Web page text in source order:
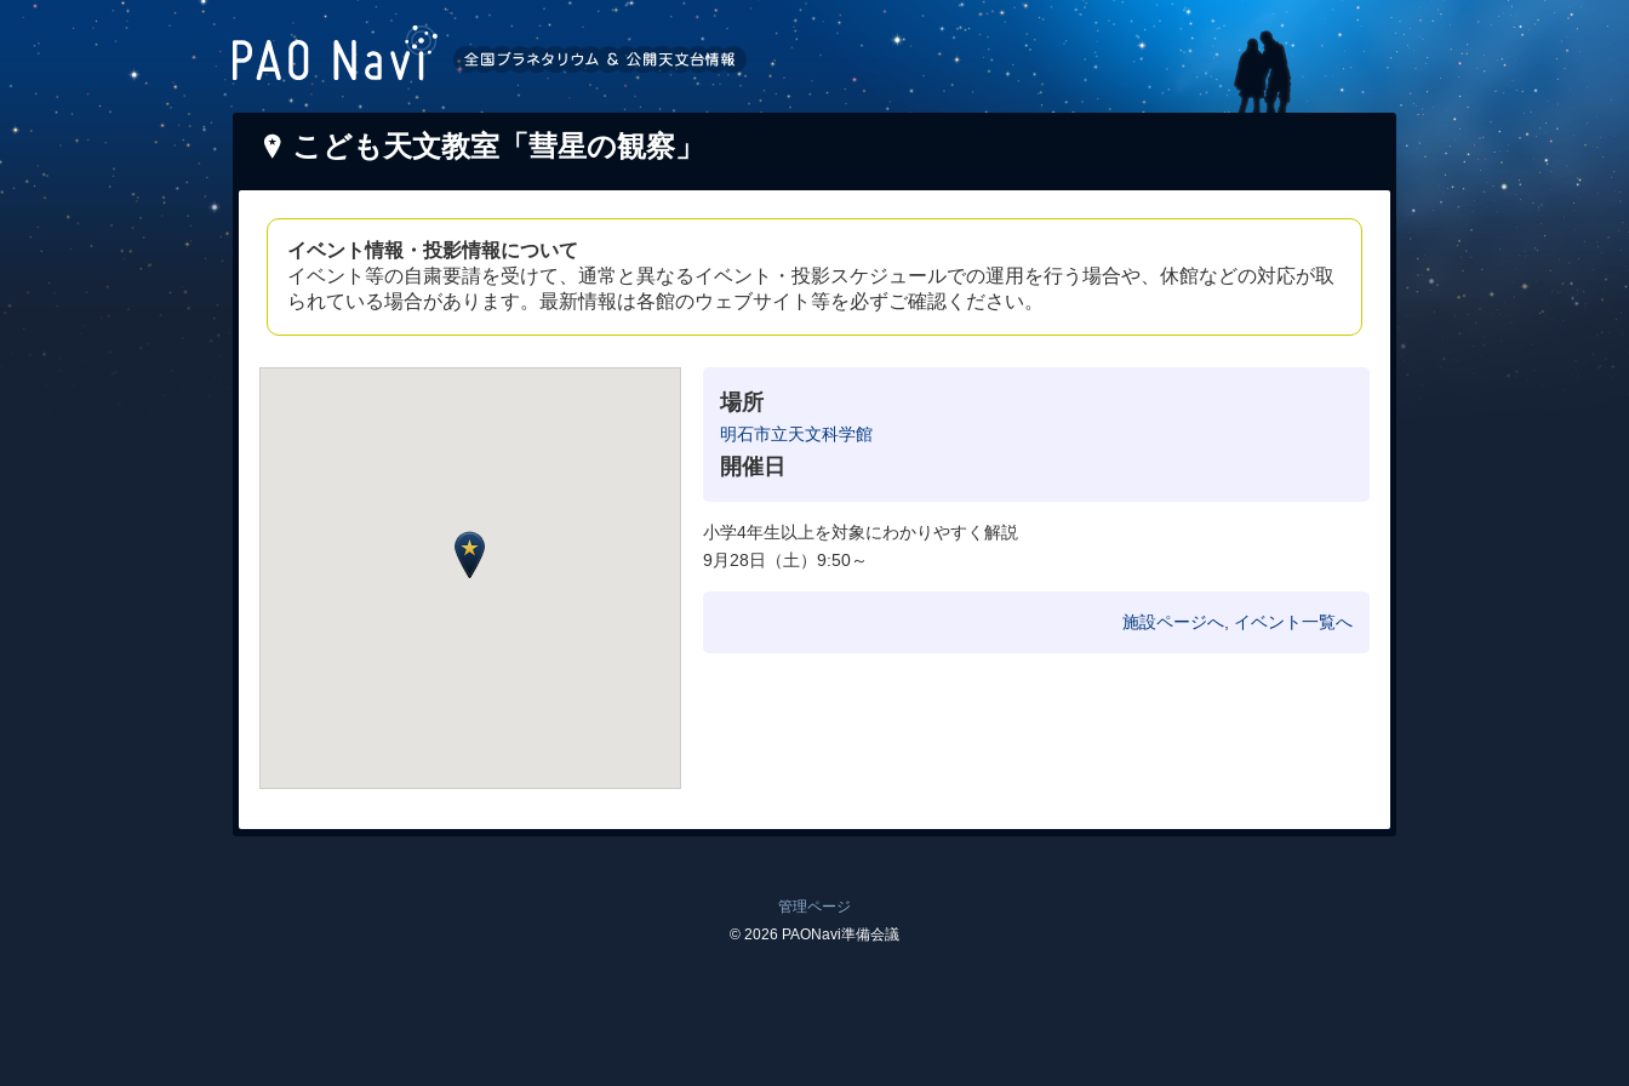
こども天文教室「彗星の観察」
イベント情報・投影情報について
イベント等の自粛要請を受けて、通常と異なるイベント・投影スケジュールでの運用を行う場合や、休館などの対応が取
られている場合があります。最新情報は各館のウェブサイト等を必ずご確認ください。
場所
明石市立天文科学館
開催日
小学4年生以上を対象にわかりやすく解説
9月28日（土）9:50～
施設ページへ イベント一覧へ
管理ページ
© 2026 PAONavi準備会議